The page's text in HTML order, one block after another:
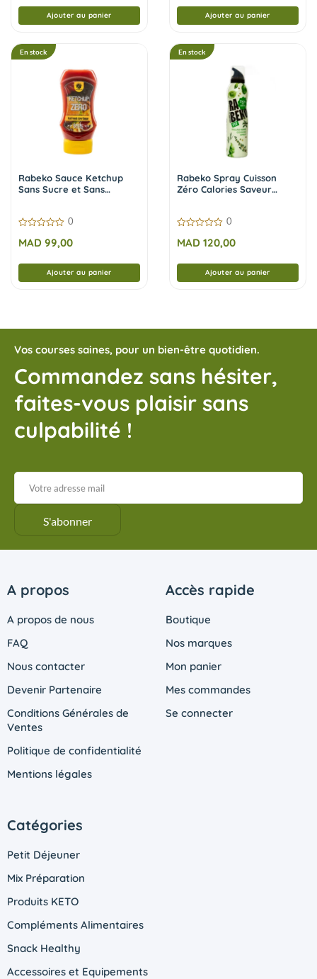
Ajouter au panier Ajouter au panier
En stock
Rabeko Sauce Ketchup
Sans Sucre et Sans
sur
0
MAD 99,00
Ajouter au panier
En stock
Rabeko Spray Cuisson
Zéro Calories Saveur
sur
0
MAD 120,00
Ajouter au panier
Vos courses saines, pour un bien-être quotidien.
Commandez sans hésiter,
faites-vous plaisir sans
culpabilité !
A propos
A propos de nous
FAQ
Nous contacter
Devenir Partenaire
Conditions Générales de
Ventes
Politique de confidentialité
Mentions légales
Accès rapide
Boutique
Nos marques
Mon panier
Mes commandes
Se connecter
Catégories
Petit Déjeuner
Mix Préparation
Produits KETO
Compléments Alimentaires
Snack Healthy
Accessoires et Equipements